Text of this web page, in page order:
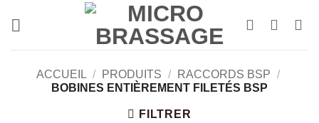
ACCUEIL / PRODUITS / RACCORDS BSP /
BOBINES ENTIÈREMENT FILETÉS BSP
FILTRER